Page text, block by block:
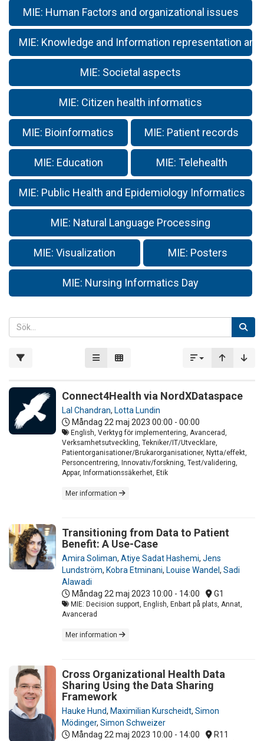
MIE: Human Factors and organizational issues
MIE: Knowledge and Information representation
MIE: Societal aspects
MIE: Citizen health informatics
MIE: Bioinformatics MIE: Patient records
MIE: Education MIE: Telehealth
MIE: Public Health and Epidemiology Informatics
MIE: Natural Language Processing
MIE: Visualization MIE: Posters
MIE: Nursing Informatics Day
Connect4Health via NordXDataspace
Lal Chandran, Lotta Lundin
Måndag 22 maj 2023 00:00 - 00:00
English, Verktyg för implementering, Avancerad,
Verksamhetsutveckling, Tekniker/IT/Utvecklare,
Patientorganisationer/Brukarorganisationer, Nytta/effekt,
Personcentrering, Innovativ/forskning, Test/validering,
Appar, Informationssäkerhet, Etik
Mer information
Transitioning from Data to Patient
Benefit: A Use-Case
Amira Soliman, Atiye Sadat Hashemi, Jens
Lundström, Kobra Etminani, Louise Wandel , Sadi
Alawadi
Måndag 22 maj 2023 10:00 - 14:00 G1
MIE: Decision support, English, Enbart på plats, Annat,
Avancerad
Mer information
Cross Organizational Health Data
Sharing Using the Data Sharing
Framework
Hauke Hund, Maximilian Kurscheidt, Simon
Mödinger, Simon Schweizer
Måndag 22 maj 2023 10:00 - 14:00 R11